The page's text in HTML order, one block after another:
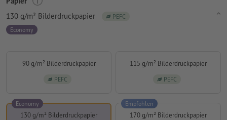
130 g/m² Bilderdruckpapier
PEFC
Economy
90 g/m² Bilderdruckpapier
PEFC
115 g/m² Bilderdruckpapier
PEFC
130 g/m² Bilderdruckpapier
Economy
170 g/m² Bilderdruckpapier
Empfohlen